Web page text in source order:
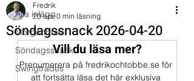
Alla inlägg
Morgonbrev
Söndagssnack
Swingtrades
Söndagssnack 2026-04-20
Fredrik
20 apr. 0 min läsning
Vill du läsa mer?
Prenumerera på fredrikochtobbe.se för
att fortsätta läsa det här exklusiva